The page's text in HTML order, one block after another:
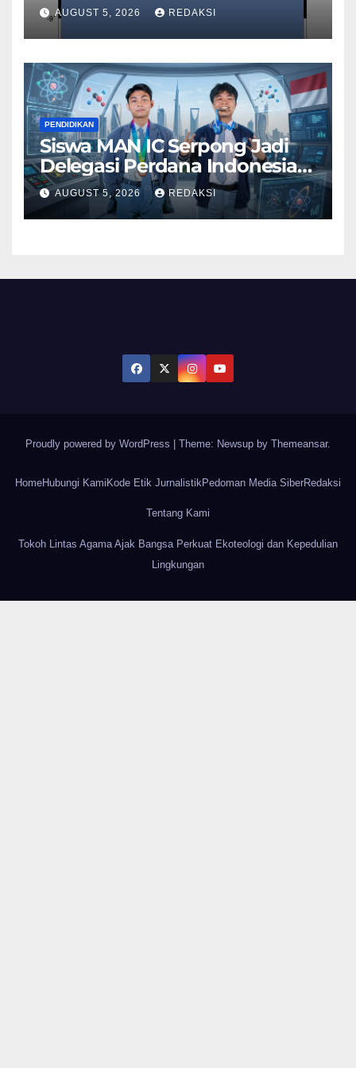
AUGUST 5, 2026 REDAKSI
PENDIDIKAN
Siswa MAN IC Serpong Jadi
Delegasi Perdana Indonesia
di Olimpiade Sains Nuklir
Internasional
AUGUST 5, 2026 REDAKSI
Proudly powered by WordPress Theme: Newsup by Themeansar.
HomeHubungi KamiKode Etik JurnalistikPedoman Media SiberRedaksi
Tentang Kami
Tokoh Lintas Agama Ajak Bangsa Perkuat Ekoteologi dan Kepedulian
Lingkungan